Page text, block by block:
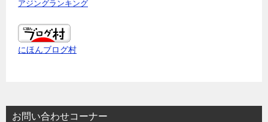
アジングランキング
にほんブログ村
お問い合わせコーナー